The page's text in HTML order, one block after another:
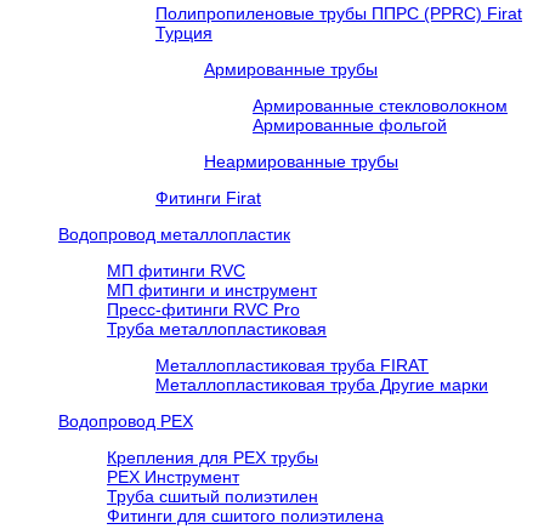
Полипропиленовые трубы ППРС (PPRC) Firat
Турция
Армированные трубы
Армированные стекловолокном
Армированные фольгой
Неармированные трубы
Фитинги Firat
Водопровод металлопластик
МП фитинги RVC
МП фитинги и инструмент
Пресс-фитинги RVC Pro
Труба металлопластиковая
Металлопластиковая труба FIRAT
Металлопластиковая труба Другие марки
Водопровод РЕХ
Крепления для РЕХ трубы
РЕХ Инструмент
Труба сшитый полиэтилен
Фитинги для сшитого полиэтилена